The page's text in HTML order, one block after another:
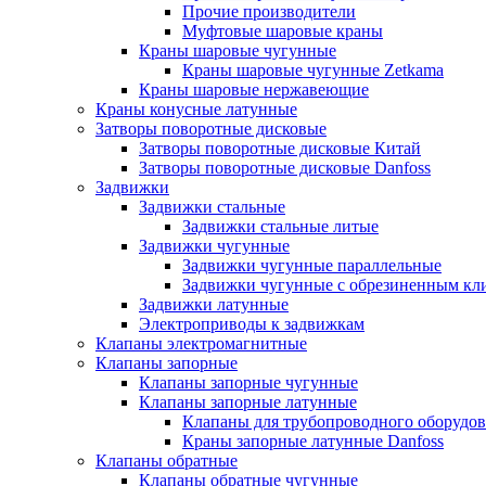
Прочие производители
Муфтовые шаровые краны
Краны шаровые чугунные
Краны шаровые чугунные Zetkama
Краны шаровые нержавеющие
Краны конусные латунные
Затворы поворотные дисковые
Затворы поворотные дисковые Китай
Затворы поворотные дисковые Danfoss
Задвижки
Задвижки стальные
Задвижки стальные литые
Задвижки чугунные
Задвижки чугунные параллельные
Задвижки чугунные с обрезиненным
Задвижки латунные
Электроприводы к задвижкам
Клапаны электромагнитные
Клапаны запорные
Клапаны запорные чугунные
Клапаны запорные латунные
Клапаны для трубопроводного
Краны запорные латунные Danfoss
Клапаны обратные
Клапаны обратные чугунные